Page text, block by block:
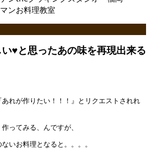
♥と思ったあの味を再現出来る
れが作りたい！！！』とリクエストされれ
ってみる、んですが、
いお料理となると。。。。